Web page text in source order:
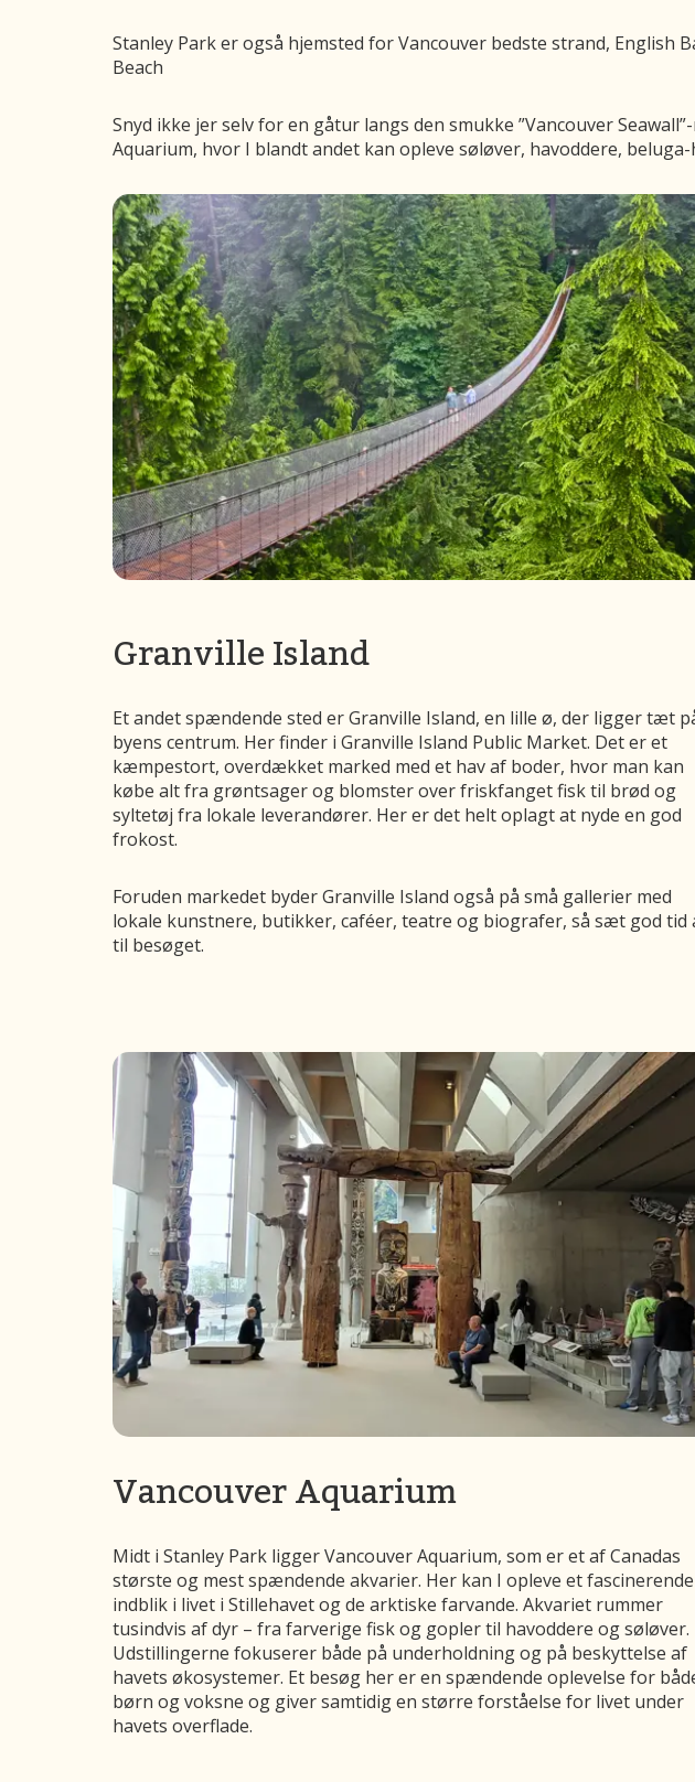
Stanley Park er også hjemsted for Vancouver bedste strand, English
Beach
Snyd ikke jer selv for en gåtur langs den smukke ”Vancouver
Aquarium, hvor I blandt andet kan opleve søløver, havoddere,
Granville Island
Et andet spændende sted er Granville Island, en lille ø, der ligger tæt
byens centrum. Her finder i Granville Island Public Market. Det er et
kæmpestort, overdækket marked med et hav af boder, hvor man kan
købe alt fra grøntsager og blomster over friskfanget fisk til brød og
syltetøj fra lokale leverandører. Her er det helt oplagt at nyde en god
frokost.
Foruden markedet byder Granville Island også på små gallerier med
lokale kunstnere, butikker, caféer, teatre og biografer, så sæt god tid
til besøget.
Vancouver Aquarium
Midt i Stanley Park ligger Vancouver Aquarium, som er et af Canadas
største og mest spændende akvarier. Her kan I opleve et fascinerende
indblik i livet i Stillehavet og de arktiske farvande. Akvariet rummer
tusindvis af dyr – fra farverige fisk og gopler til havoddere og søløver.
Udstillingerne fokuserer både på underholdning og på beskyttelse af
havets økosystemer. Et besøg her er en spændende oplevelse for
børn og voksne og giver samtidig en større forståelse for livet under
havets overflade.